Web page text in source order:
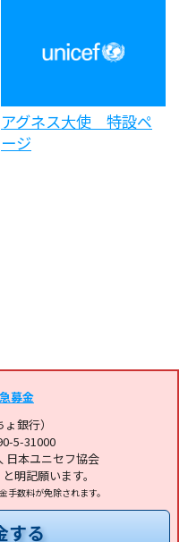
アグネス大使 特設ペ
ージ
募金
銀行）
5-31000
日本ユニセフ協会
明記願います。
数料が免除されます。
する